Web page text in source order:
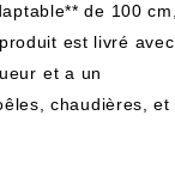
de‌ 100 cm,
est livré avec
⁤et a un
chaudières, et